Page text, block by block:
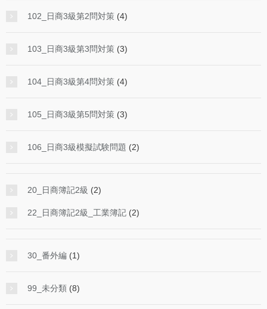
102_日商3級第2問対策 (4)
103_日商3級第3問対策 (3)
104_日商3級第4問対策 (4)
105_日商3級第5問対策 (3)
106_日商3級模擬試験問題 (2)
20_日商簿記2級 (2)
22_日商簿記2級_工業簿記 (2)
30_番外編 (1)
99_未分類 (8)